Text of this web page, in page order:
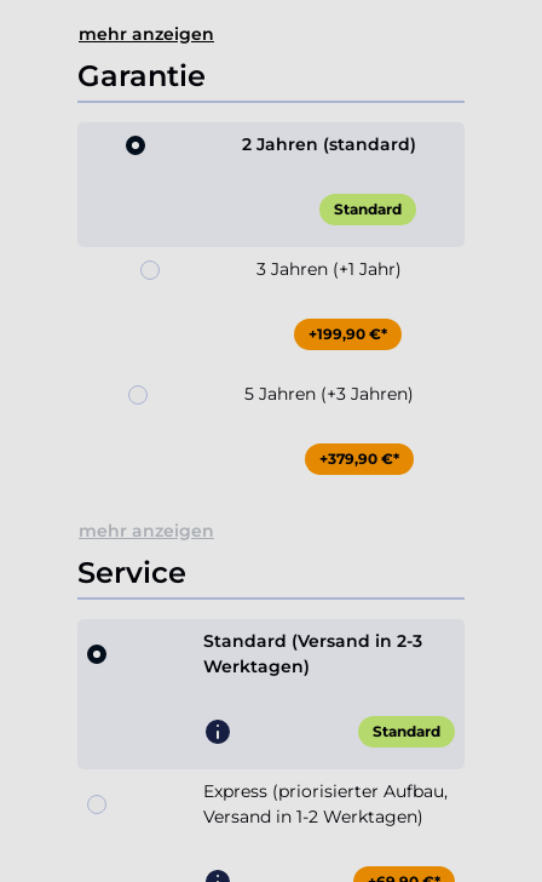
mehr anzeigen
Garantie
2 Jahren (standard)
Standard
3 Jahren (+1 Jahr)
+199,90 €*
5 Jahren (+3 Jahren)
+379,90 €*
mehr anzeigen
Service
Standard (Versand in 2-3
Werktagen)
Standard
Express (priorisierter Aufbau,
Versand in 1-2 Werktagen)